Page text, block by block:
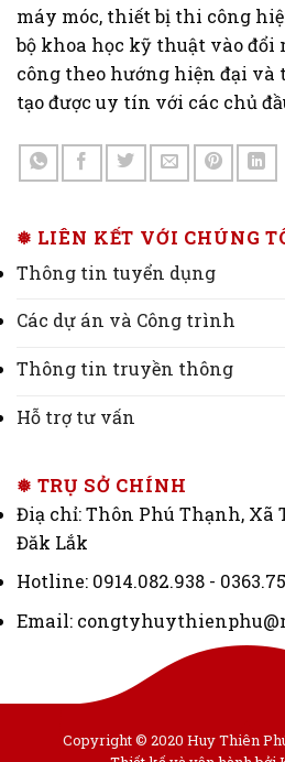
máy móc, thiết bị thi công
bộ khoa học kỹ thuật vào đổi
công theo hướng hiện đại và
tạo được uy tín với các chủ
❅ LIÊN KẾT VỚI CHÚNG
Thông tin tuyển dụng
Các dự án và Công trình
Thông tin truyền thông
Hỗ trợ tư vấn
❅ TRỤ SỞ CHÍNH
Điạ chỉ: Thôn Phú Thạnh, Xã
Đăk Lắk
Hotline: 0914.082.938 -
Email:
Copyright © 2020 Huy Thiên